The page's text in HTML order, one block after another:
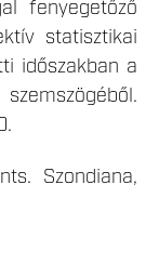
fenyegetőző
statisztikai
időszakban a
Szondiana,